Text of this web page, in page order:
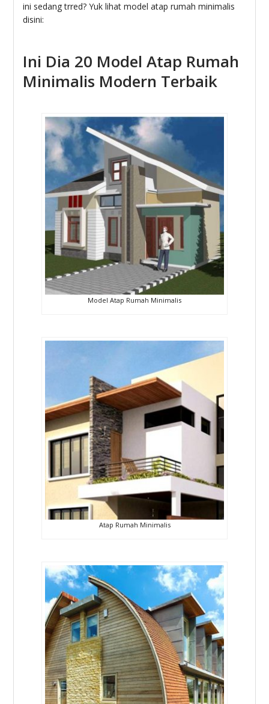
ini sedang trred? Yuk lihat model atap rumah minimalis
disini:
Ini Dia 20 Model Atap Rumah
Minimalis Modern Terbaik
Model Atap Rumah Minimalis
Atap Rumah Minimalis